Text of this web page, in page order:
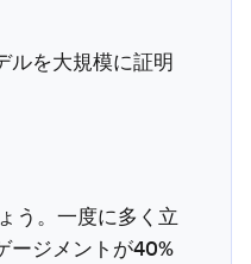
ルを大規模に証明
う。一度に多く立
ージメントが40%